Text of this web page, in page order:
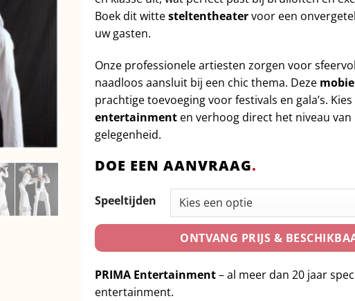
Boek dit wittesteltentheatervoor een
uw gasten.
Onze professionele artiesten zorgen voor
naadloos aansluit bij een chic thema. Deze
prachtige toevoeging voor festivals en gala’s.
entertainment en verhoog direct het niveau van
gelegenheid.
DOE EEN AANVRAAG.
Speeltijden
ONTVANG PRIJS &
PRIMA Entertainment– al meer dan 20 jaar
entertainment.